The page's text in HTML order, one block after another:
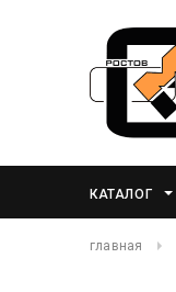
КАТАЛОГ
главная